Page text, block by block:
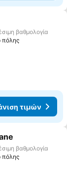
αγαπημένα
βαθμολογία
πόλης
τιμών
αγαπημένα
βαθμολογία
πόλης